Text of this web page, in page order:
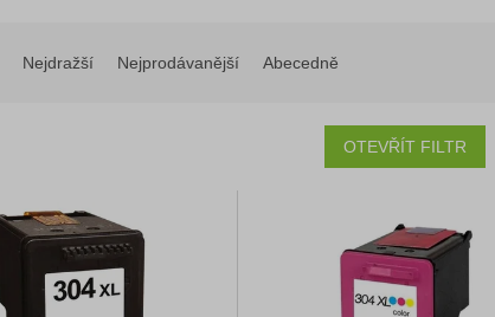
Nejdražší Nejprodávanější Abecedně
OTEVŘÍT FILTR